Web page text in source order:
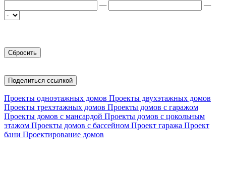
—
—
Поделиться ссылкой
Проекты одноэтажных домов Проекты двухэтажных домов
Проекты трехэтажных домов Проекты домов с гаражом
Проекты домов с мансардой Проекты домов с цокольным
этажом Проекты домов с бассейном Проект гаража Проект
бани Проектирование домов